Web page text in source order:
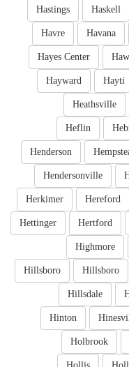
Haskell
Hastings
Havana
Havre
Hayes Center
Hayti
Hayward
Heathsville
Heflin
Henderson
Hendersonville
Hereford
Herkimer
Hertford
Hettinger
Highmore
Hillsboro
Hillsboro
Hillsdale
Hinton
Holbrook